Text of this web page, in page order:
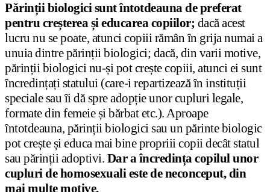
Părinții biologici sunt întotdeauna de preferat
pentru creșterea și educarea copiilor; dacă acest
lucru nu se poate, atunci copiii rămân în grija numai a
unuia dintre părinții biologici; dacă, din varii motive,
părinții biologici nu-și pot crește copiii, atunci ei sunt
încredințați statului (care-i repartizează în instituții
speciale sau îi dă spre adopție unor cupluri legale,
formate din femeie și bărbat etc.). Aproape
întotdeauna, părinții biologici sau un părinte biologic
pot crește și educa mai bine propriii copii decât statul
sau părinții adoptivi. Dar a încredința copilul unor
cupluri de homosexuali este de neconceput, din
mai multe motive.